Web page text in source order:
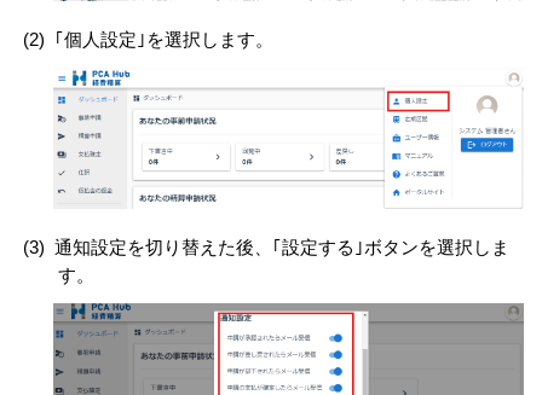
(2) ｢個人設定｣を選択します。
(3)通知設定を切り替えた後、｢設定する｣ボタンを選択しま
す。